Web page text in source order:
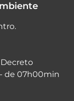
de 07h00min